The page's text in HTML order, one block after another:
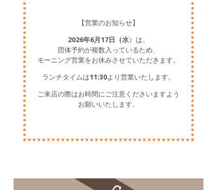
【営業のお知らせ】
2026年6月17日（水）は、
団体予約が複数入っているため、
モーニング営業をお休みさせていただきます。
ランチタイムは11:30より営業いたします。
ご来店の際はお時間にご注意くださいますよう
お願いいたします。